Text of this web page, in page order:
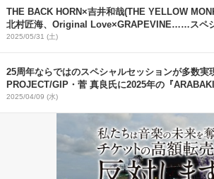
THE BACK HORN×吉井和哉(THE YELLOW
北村匠海、Original Love×GRAPEVINE……スペ
した『ARABAKI ROCK FEST.25』2日目レポート
2025/05/31 (土)
25周年ならではのスペシャルセッションが多数
PROJECT/GIP・菅 真良氏に2025年の『
どころを聞いた
2025/04/09 (水)